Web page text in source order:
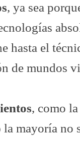
, ya sea
hasta el
de mundos
, como
la mayoría